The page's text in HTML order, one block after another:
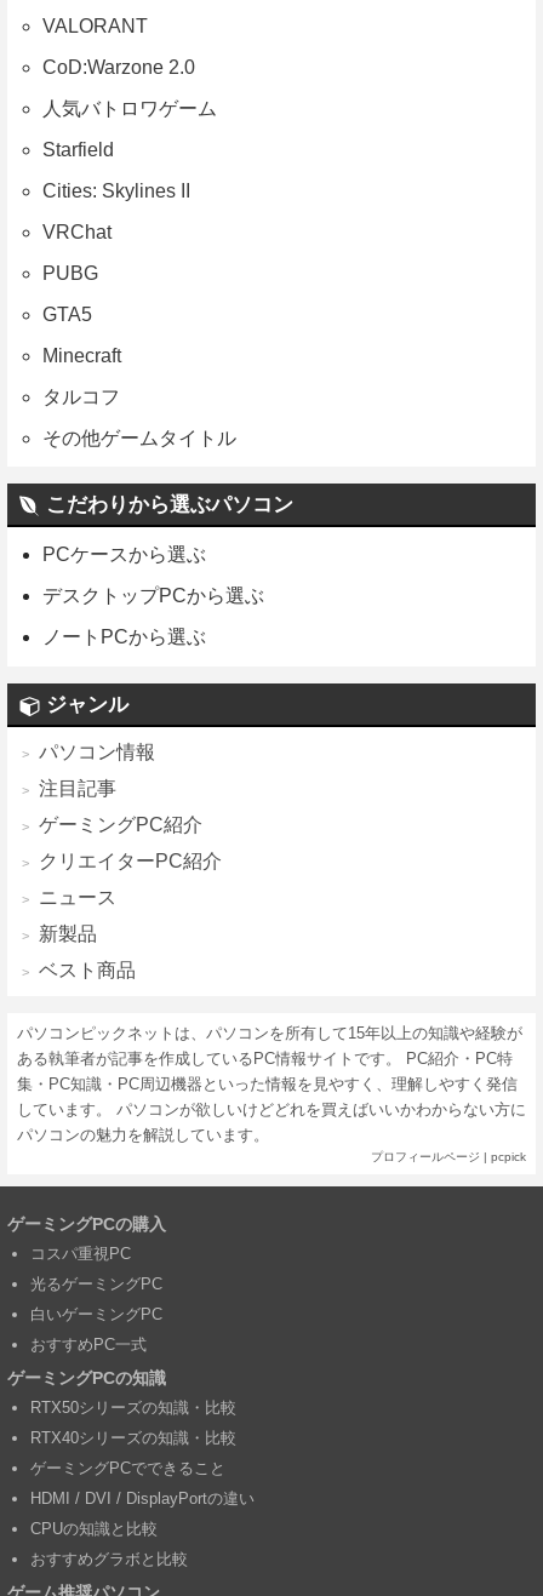
VALORANT
CoD:Warzone 2.0
人気バトロワゲーム
Starfield
Cities: Skylines II
VRChat
PUBG
GTA5
Minecraft
タルコフ
その他ゲームタイトル
こだわりから選ぶパソコン
PCケースから選ぶ
デスクトップPCから選ぶ
ノートPCから選ぶ
ジャンル
パソコン情報
注目記事
ゲーミングPC紹介
クリエイターPC紹介
ニュース
新製品
ベスト商品
パソコンピックネットは、パソコンを所有して15年以上の知識や経験が
ある執筆者が記事を作成しているPC情報サイトです。 PC紹介・PC特
集・PC知識・PC周辺機器といった情報を見やすく、理解しやすく発信
しています。 パソコンが欲しいけどどれを買えばいいかわからない方に
パソコンの魅力を解説しています。
プロフィールページ | pcpick
ゲーミングPCの購入
コスパ重視PC
光るゲーミングPC
白いゲーミングPC
おすすめPC一式
ゲーミングPCの知識
RTX50シリーズの知識・比較
RTX40シリーズの知識・比較
ゲーミングPCでできること
HDMI / DVI / DisplayPortの違い
CPUの知識と比較
おすすめグラボと比較
ゲーム推奨パソコン